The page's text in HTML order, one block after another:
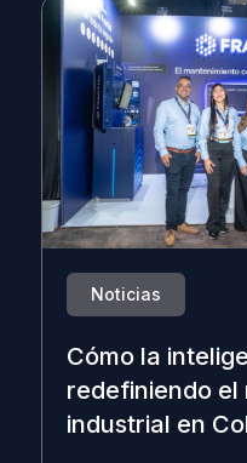
Noticias
Cómo la
redefiniendo el
industrial en